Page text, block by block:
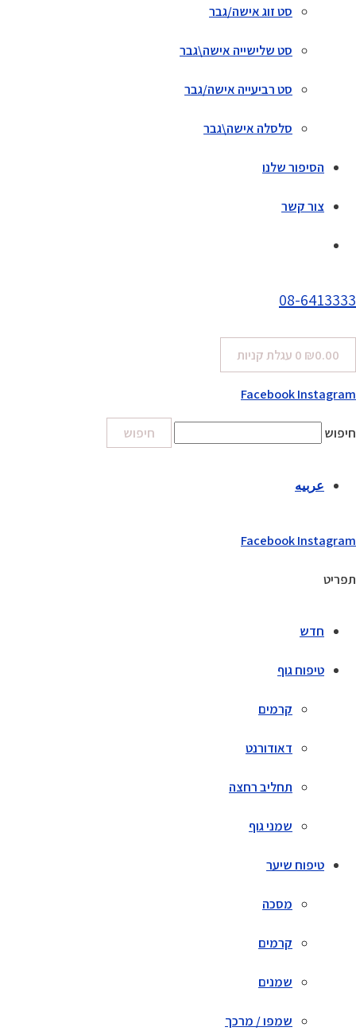
סט זוג אישה/גבר
סט שלישייה אישה\גבר
סט רביעייה אישה/גבר
סלסלה אישה\גבר
הסיפור שלנו
צור קשר
08-6413333
₪0.00
0 עגלת קניות
FacebookInstagram
חיפוש חיפוש
عربيه
FacebookInstagram
תפריט
חדש
טיפוח גוף
קרמים
דאודורנט
תחליב רחצה
שמני גוף
טיפוח שיער
מסכה
קרמים
שמנים
שמפו / מרכך